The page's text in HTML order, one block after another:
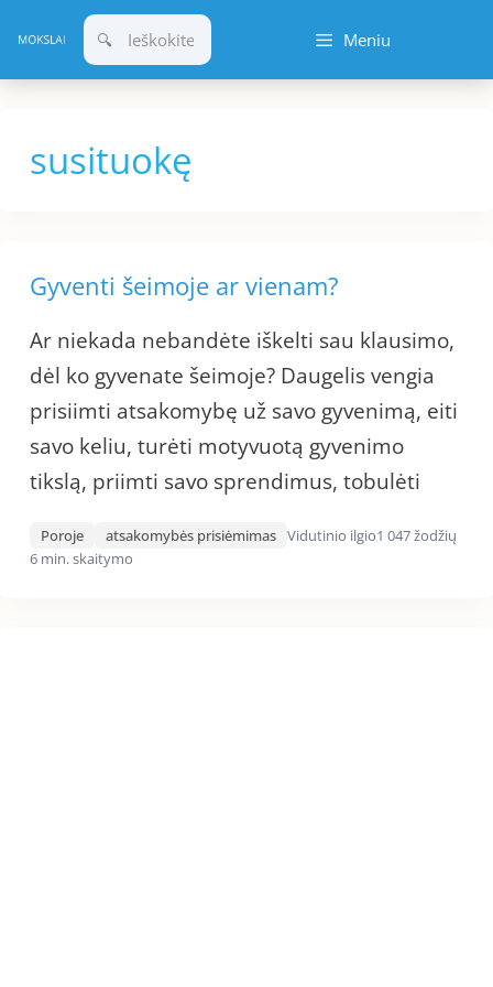
prie
turinio
Meniu
susituokę
Gyventi šeimoje ar vienam?
Ar niekada nebandėte iškelti sau klausimo,
dėl ko gyvenate šeimoje? Daugelis vengia
prisiimti atsakomybę už savo gyvenimą, eiti
savo keliu, turėti motyvuotą gyvenimo
tikslą, priimti savo sprendimus, tobulėti
Poroje atsakomybės prisiėmimas Vidutinio ilgio1 047 žodžių
6 min. skaitymo